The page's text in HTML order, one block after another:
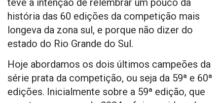
história das 60 edições da competição mais
longeva da zona sul, e porque não dizer do
estado do Rio Grande do Sul.
Hoje abordamos os dois últimos campeões da
série prata da competição, ou seja da 59ª e 60ª
edições. Inicialmente sobre a 59ª edição, que